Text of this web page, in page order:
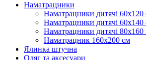
Наматрацники
Наматрацники дитячі 60х120
Наматрацники дитячі 60х140
Наматрацники дитячі 80х160
Наматрацник 160х200 см
Ялинка штучна
Одяг та аксесуари